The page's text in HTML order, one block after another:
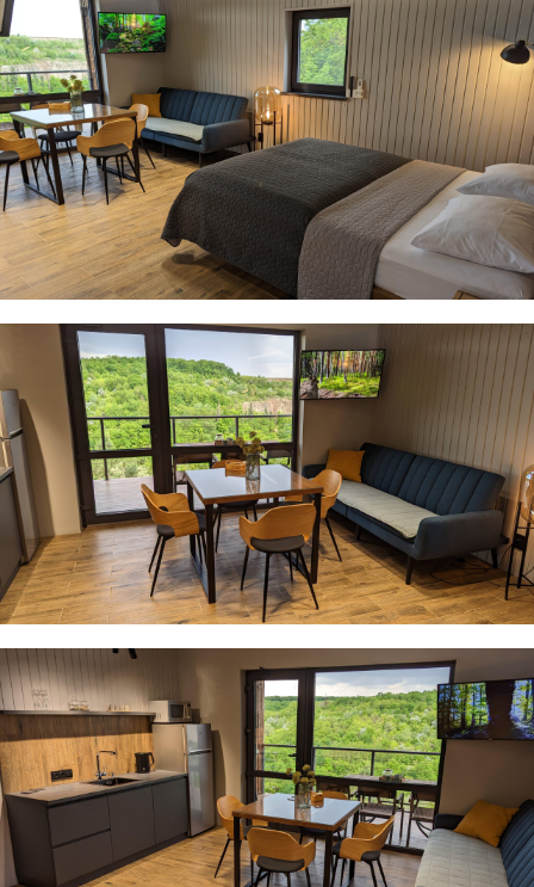
· Бойлер
· Холодильник
· Мікрохвильова піч
· Електрочайник
· Посуд
· Праска
· Фен
· Постільна білизна та рушники
· Власна мангальна зона з шампурами та дровами
Влітку та території маєтку працює відкритий
басейн.
Для вашого авто передбачено місце для
паркування.
Вдале розташування дає змогу нашим гостям
максимально насолодитися перевагами
усамітненого відпочинку у лоні природи.
До історичної частини міста всього 10 хвилин на
авто. Поруч магазин і невеликий ринок.
Ми підкажемо як цікаво і пізнавально спланувати
ваш відпочинок, щоб він залишив приємні емоції
та незабутні враження.
Звітні документи надаємо.